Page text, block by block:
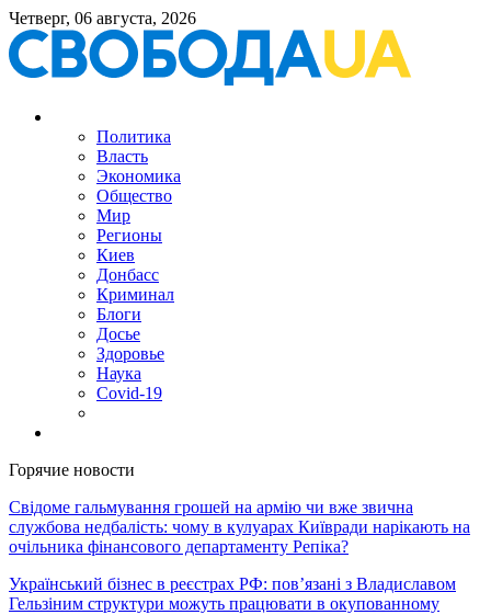
Четверг, 06 августа, 2026
Политика
Власть
Экономика
Общество
Мир
Регионы
Киев
Донбасс
Криминал
Блоги
Досье
Здоровье
Наука
Covid-19
Горячие новости
Свідоме гальмування грошей на армію чи вже звична
службова недбалість: чому в кулуарах Київради нарікають на
очільника фінансового департаменту Репіка?
Український бізнес в реєстрах РФ: пов’язані з Владиславом
Гельзіним структури можуть працювати в окупованному